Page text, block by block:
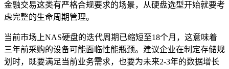
金融交易这类有严格合规要求的场景，从硬盘选型开始就要考
虑完整的生命周期管理。
当前市场上NAS硬盘的迭代周期已缩短至18个月，这意味着
三年前采购的设备可能面临性能瓶颈。建议企业在制定存储规
划时，既要满足当前业务需求，也要为未来2-3年的数据增长